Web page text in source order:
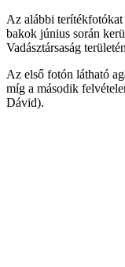
Az alábbi
bakok június során
Vadásztársaság
Az első fotón látható
míg a második
Dávid).